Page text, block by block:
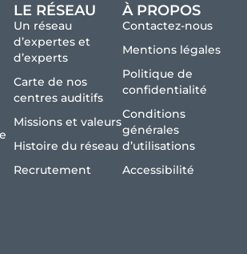
LE RÉSEAU
Un réseau
d’expertes et
d’experts
Carte de nos
centres auditifs
Missions et valeurs
Histoire du réseau
Recrutement
À PROPOS
Contactez-nous
Mentions légales
Politique de
confidentialité
Conditions
générales
d’utilisations
Accessibilité